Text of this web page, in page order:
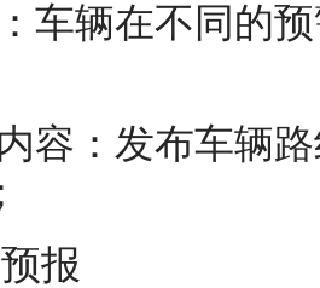
车辆在不同的
容：发布车辆
报